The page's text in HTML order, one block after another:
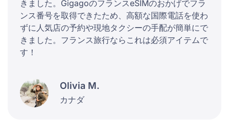
きました。GigagoのフランスeSIMのおかげでフラ
ンス番号を取得できたため、高額な国際電話を使わ
ずに人気店の予約や現地タクシーの手配が簡単にで
きました。フランス旅行ならこれは必須アイテムで
す！
Olivia M.
カナダ